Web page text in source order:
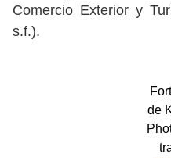
Comercio Exterior y
s.f.).
de